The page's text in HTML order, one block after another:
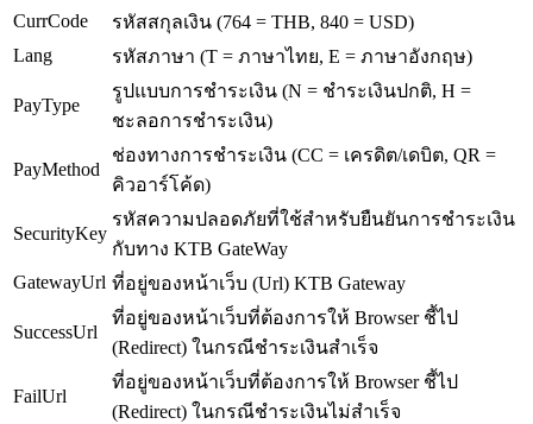
CurrCode
รหัสสกุลเงิน (764 = THB, 840 = USD)
Lang
รหัสภาษา (T = ภาษาไทย, E = ภาษาอังกฤษ)
PayType
รูปแบบการชำระเงิน (N = ชำระเงินปกติ, H =
ชะลอการชำระเงิน)
PayMethod
ช่องทางการชำระเงิน (CC = เครดิต/เดบิต, QR =
คิวอาร์โค้ด)
SecurityKey
รหัสความปลอดภัยที่ใช้สำหรับยืนยันการชำระเงิน
กับทาง KTB GateWay
GatewayUrl ที่อยู่ของหน้าเว็บ (Url) KTB Gateway
SuccessUrl
ที่อยู่ของหน้าเว็บที่ต้องการให้ Browser ชี้ไป
(Redirect) ในกรณีชำระเงินสำเร็จ
FailUrl
ที่อยู่ของหน้าเว็บที่ต้องการให้ Browser ชี้ไป
(Redirect) ในกรณีชำระเงินไม่สำเร็จ